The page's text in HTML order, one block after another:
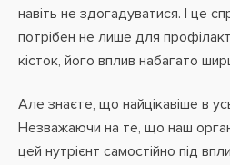
навіть не здогадуватися. І це
потрібен не лише для
кісток, його вплив набагато
Але знаєте, що найцікавіше в
Незважаючи на те, що наш
цей нутрієнт самостійно під